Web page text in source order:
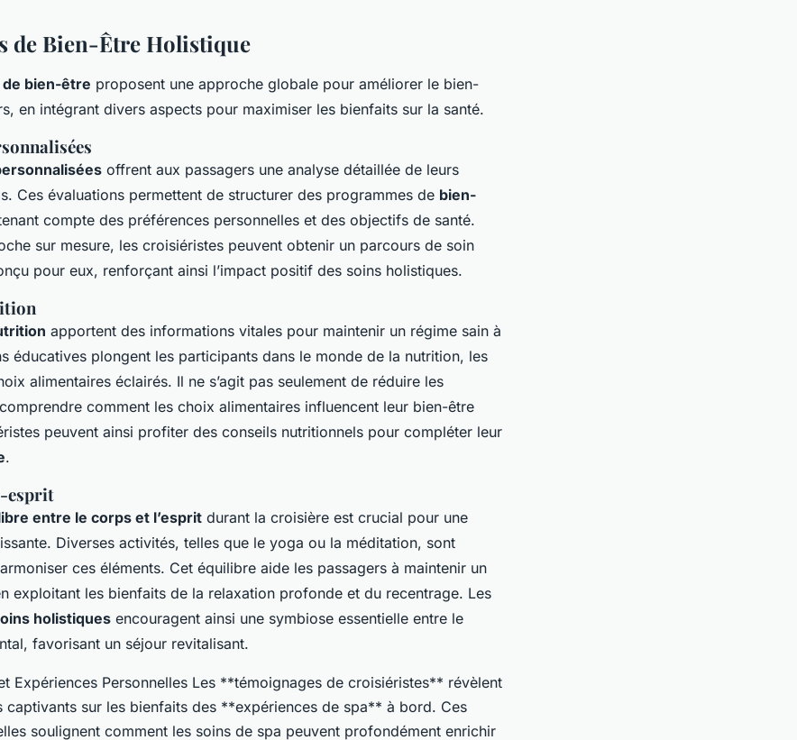
de Bien-Être Holistique
bien-être proposent une approche globale pour améliorer le bien-
en intégrant divers aspects pour maximiser les bienfaits sur la santé.
offrent aux passagers une analyse détaillée de leurs
Ces évaluations permettent de structurer des programmes de bien-
compte des préférences personnelles et des objectifs de santé.
sur mesure, les croisiéristes peuvent obtenir un parcours de soin
pour eux, renforçant ainsi l’impact positif des soins holistiques.
apportent des informations vitales pour maintenir un régime sain à
éducatives plongent les participants dans le monde de la nutrition, les
alimentaires éclairés. Il ne s’agit pas seulement de réduire les
comment les choix alimentaires influencent leur bien-être
peuvent ainsi profiter des conseils nutritionnels pour compléter leur
.
esprit
entre le corps et l’esprit durant la croisière est crucial pour une
Diverses activités, telles que le yoga ou la méditation, sont
ces éléments. Cet équilibre aide les passagers à maintenir un
exploitant les bienfaits de la relaxation profonde et du recentrage. Les
holistiques encouragent ainsi une symbiose essentielle entre le
favorisant un séjour revitalisant.
Expériences Personnelles Les **témoignages de croisiéristes** révèlent
captivants sur les bienfaits des **expériences de spa** à bord. Ces
soulignent comment les soins de spa peuvent profondément enrichir